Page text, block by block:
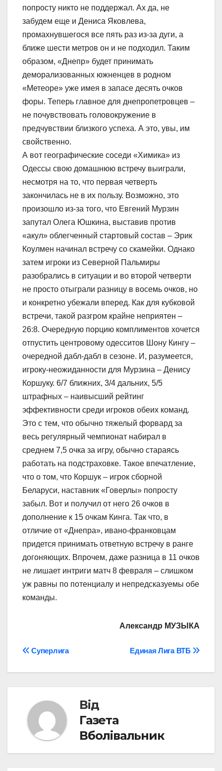
попросту никто не поддержал. Ах да, не
забудем еще и Дениса Яковлева,
промахнувшегося все пять раз из-за дуги, а
ближе шести метров он и не подходил. Таким
образом, «Днепр» будет принимать
деморализованных южненцев в родном
«Метеоре» уже имея в запасе десять очков
форы. Теперь главное для днепропетровцев –
не почувствовать головокружение в
предчувствии близкого успеха. А это, увы, им
свойственно.
А вот географические соседи «Химика» из
Одессы свою домашнюю встречу выиграли,
несмотря на то, что первая четверть
закончилась не в их пользу. Возможно, это
произошло из-за того, что Евгений Мурзин
запутал Олега Юшкина, выставив против
«акул» облегченный стартовый состав – Эрик
Коулмен начинал встречу со скамейки. Однако
затем игроки из Северной Пальмиры
разобрались в ситуации и во второй четверти
не просто отыграли разницу в восемь очков, но
и конкретно убежали вперед. Как для кубковой
встречи, такой разгром крайне неприятен –
26:8. Очередную порцию комплиментов хочется
отпустить центровому одесситов Шону Кингу –
очередной дабл-дабл в сезоне. И, разумеется,
игроку-неожиданности для Мурзина – Денису
Коршуку. 6/7 ближних, 3/4 дальних, 5/5
штрафных – наивысший рейтинг
эффективности среди игроков обеих команд.
Это с тем, что обычно тяжелый форвард за
весь регулярный чемпионат набирал в
среднем 7,5 очка за игру, обычно стараясь
работать на подстраховке. Такое впечатление,
что о том, что Коршук – игрок сборной
Беларуси, наставник «Говерлы» попросту
забыл. Вот и получил от него 26 очков в
дополнение к 15 очкам Кинга. Так что, в
отличие от «Днепра», ивано-франковцам
придется принимать ответную встречу в ранге
догоняющих. Впрочем, даже разница в 11 очков
не лишает интриги матч 8 февраля – слишком
уж равны по потенциалу и непредсказуемы обе
команды.
Александр МУЗЫКА
Навігація
записів
Единая Лига ВТБ
Суперлига
Від
Газета
Вболівальник